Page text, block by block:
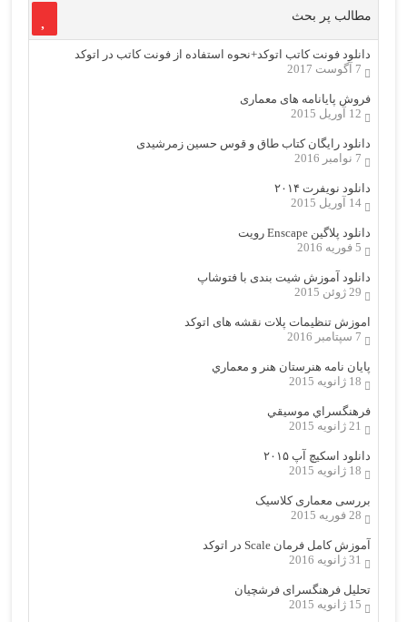
مطالب پر بحث
دانلود فونت کاتب اتوکد+نحوه استفاده از فونت کاتب در اتوکد
7 آگوست 2017
فروش پایانامه های معماری
12 آوریل 2015
دانلود رایگان کتاب طاق و قوس حسین زمرشیدی
7 نوامبر 2016
دانلود نویفرت ۲۰۱۴
14 آوریل 2015
دانلود پلاگین Enscape رویت
5 فوریه 2016
دانلود آموزش شیت بندی با فتوشاپ
29 ژوئن 2015
اموزش تنظیمات پلات نقشه های اتوکد
7 سپتامبر 2016
پایان نامه هنرستان هنر و معماري
18 ژانویه 2015
فرهنگسراي موسيقي
21 ژانویه 2015
دانلود اسکیچ آپ ۲۰۱۵
18 ژانویه 2015
بررسی معماری کلاسیک
28 فوریه 2015
آموزش کامل فرمان Scale در اتوکد
31 ژانویه 2016
تحلیل فرهنگسرای فرشچیان
15 ژانویه 2015